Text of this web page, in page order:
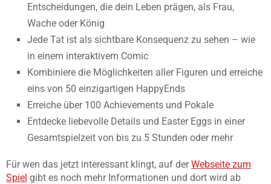
Entscheidungen, die dein Leben prägen, als Frau,
Wache oder König
Jede Tat ist als sichtbare Konsequenz zu sehen – wie
in einem interaktivem Comic
Kombiniere die Möglichkeiten aller Figuren und erreiche
eins von 50 einzigartigen HappyEnds
Erreiche über 100 Achievements und Pokale
Entdecke liebevolle Details und Easter Eggs in einer
Gesamtspielzeit von bis zu 5 Stunden oder mehr
Für wen das jetzt interessant klingt, auf derWebseite zum
Spiel gibt es noch mehr Informationen und dort wird ab